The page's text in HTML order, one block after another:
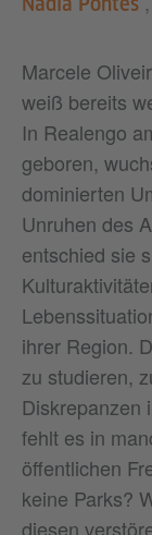
Marcele
weiß bereits
In Realengo
geboren,
dominierten
Unruhen des
entschied sie
ihrer Region.
zu studieren,
Diskrepanzen
fehlt es in
öffentlichen
keine Parks?
diesen